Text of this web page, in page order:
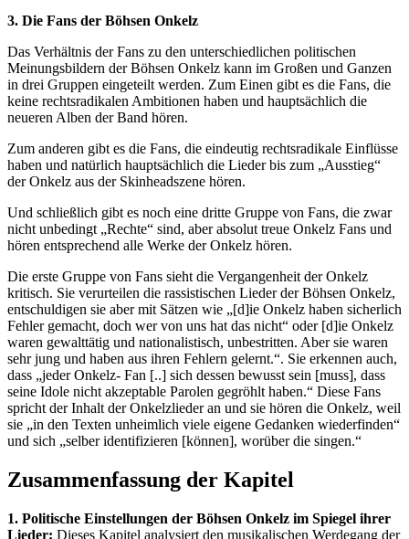
3. Die Fans der Böhsen Onkelz
Das Verhältnis der Fans zu den unterschiedlichen politischen
Meinungsbildern der Böhsen Onkelz kann im Großen und Ganzen
in drei Gruppen eingeteilt werden. Zum Einen gibt es die Fans, die
keine rechtsradikalen Ambitionen haben und hauptsächlich die
neueren Alben der Band hören.
Zum anderen gibt es die Fans, die eindeutig rechtsradikale Einflüsse
haben und natürlich hauptsächlich die Lieder bis zum „Ausstieg“
der Onkelz aus der Skinheadszene hören.
Und schließlich gibt es noch eine dritte Gruppe von Fans, die zwar
nicht unbedingt „Rechte“ sind, aber absolut treue Onkelz Fans und
hören entsprechend alle Werke der Onkelz hören.
Die erste Gruppe von Fans sieht die Vergangenheit der Onkelz
kritisch. Sie verurteilen die rassistischen Lieder der Böhsen Onkelz,
entschuldigen sie aber mit Sätzen wie „[d]ie Onkelz haben sicherlich
Fehler gemacht, doch wer von uns hat das nicht“ oder [d]ie Onkelz
waren gewalttätig und nationalistisch, unbestritten. Aber sie waren
sehr jung und haben aus ihren Fehlern gelernt.“. Sie erkennen auch,
dass „jeder Onkelz- Fan [..] sich dessen bewusst sein [muss], dass
seine Idole nicht akzeptable Parolen gegröhlt haben.“ Diese Fans
spricht der Inhalt der Onkelzlieder an und sie hören die Onkelz, weil
sie „in den Texten unheimlich viele eigene Gedanken wiederfinden“
und sich „selber identifizieren [können], worüber die singen.“
Zusammenfassung der Kapitel
1. Politische Einstellungen der Böhsen Onkelz im Spiegel ihrer
Lieder: Dieses Kapitel analysiert den musikalischen Werdegang der